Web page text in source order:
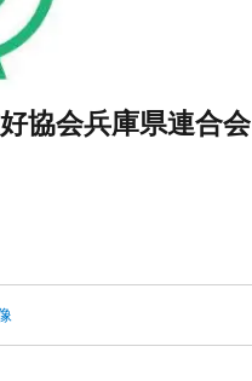
協会兵庫県連合会